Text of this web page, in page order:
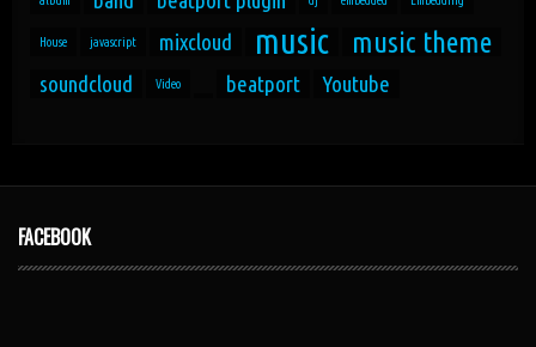
House javascript mixcloud music music theme
soundcloud Video beatport Youtube
FACEBOOK